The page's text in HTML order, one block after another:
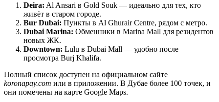
Deira: Al Ansari в Gold Souk — идеально для тех, кто
живёт в старом городе.
Bur Dubai: Пункты в Al Ghurair Centre, рядом с метро.
Dubai Marina: Обменники в Marina Mall для резидентов
новых ЖК.
Downtown: Lulu в Dubai Mall — удобно после
просмотра Burj Khalifa.
Полный список доступен на официальном сайте
koronapay.com или в приложении. В Дубае более 100 точек, и
они помечены на карте Google Maps.